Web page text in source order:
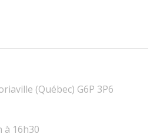
(Québec) G6P 3P6
à 16h30